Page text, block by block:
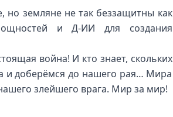
земляне не так беззащитны как
и Д-ИИ для создания
война! И кто знает, скольких
и доберёмся до нашего рая… Мира
злейшего врага. Мир за мир!